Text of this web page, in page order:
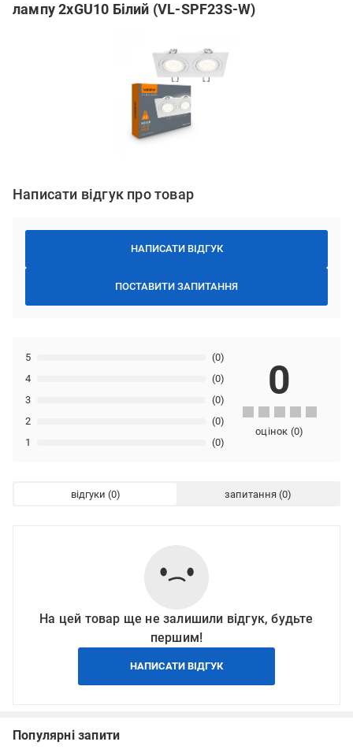
лампу 2xGU10 Білий (VL-SPF23S-W)
Написати відгук про товар
НАПИСАТИ ВІДГУК
ПОСТАВИТИ ЗАПИТАННЯ
1 (0)
2 (0)
3 (0)
4 (0)
5 (0)
0
оцінок (0)
відгуки запитання
На цей товар ще не залишили відгук, будьте
першим!
НАПИСАТИ ВІДГУК
Популярні запити